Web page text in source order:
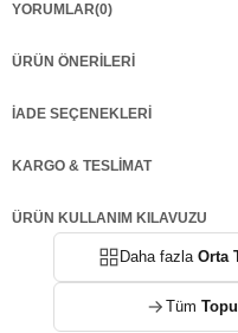
İnce işçilikle hazırlanan zarif dantel
yumuşak bir şekilde yansıtan ekru
uyum sağlarken, orta yükseklikteki
CLEM'e lüks ve dikkat çekici bir
Zarif dantel kaplama tasarım
Sivri burun formu
Parlak biye detayları
YORUMLAR(0)
ÜRÜN ÖNERILERI
İADE SEÇENEKLERI
KARGO & TESLIMAT
ÜRÜN KULLANIM KILAVUZU
Daha fazlaOrta
Tüm